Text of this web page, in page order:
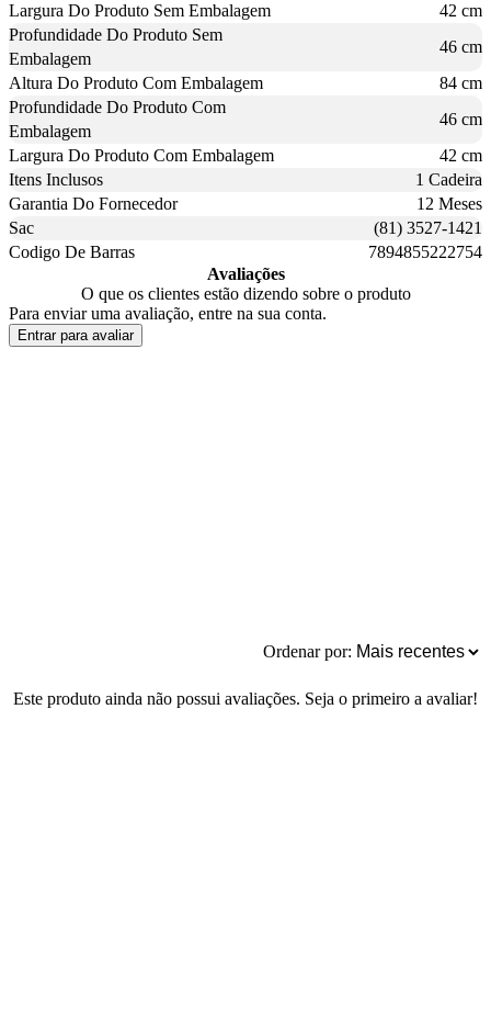
Largura Do Produto Sem Embalagem
42 cm
Profundidade Do Produto Sem
Embalagem
46 cm
Altura Do Produto Com Embalagem
84 cm
Profundidade Do Produto Com
Embalagem
46 cm
Largura Do Produto Com Embalagem
42 cm
Itens Inclusos
1 Cadeira
Garantia Do Fornecedor
12 Meses
Sac
(81) 3527-1421
Codigo De Barras
7894855222754
Avaliações
O que os clientes estão dizendo sobre o produto
Para enviar uma avaliação, entre na sua conta.
Entrar para avaliar
Ordenar por:
Este produto ainda não possui avaliações. Seja o primeiro a avaliar!